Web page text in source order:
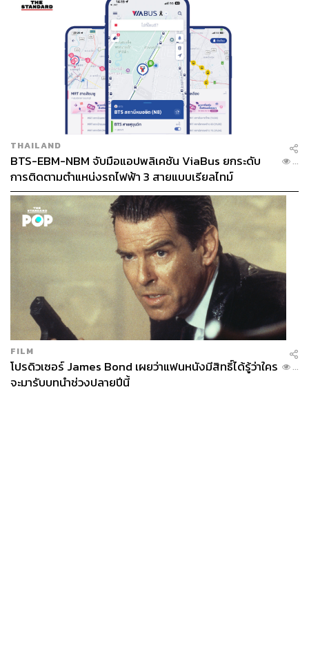
THAILAND
BTS-EBM-NBM จับมือแอปพลิเคชัน ViaBus ยกระดับ
การติดตามตำแหน่งรถไฟฟ้า 3 สายแบบเรียลไทม์
...
FILM
โปรดิวเซอร์ James Bond เผยว่าแฟนหนังมีสิทธิ์ได้รู้ว่าใคร
จะมารับบทนำช่วงปลายปีนี้
...